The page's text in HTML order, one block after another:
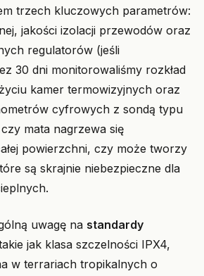
trzech kluczowych parametrów:
jakości izolacji przewodów oraz
regulatorów (jeśli
30 dni monitorowaliśmy rozkład
kamer termowizyjnych oraz
cyfrowych z sondą typu
mata nagrzewa się
powierzchni, czy może tworzy
są skrajnie niebezpieczne dla
uwagę na standardy
jak klasa szczelności IPX4,
w terrariach tropikalnych o